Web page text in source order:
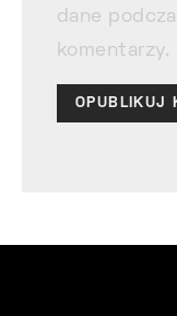
dane
komentarzy.